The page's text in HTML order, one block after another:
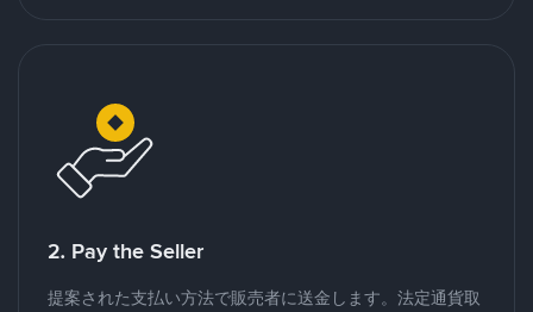
2. Pay the Seller
提案された支払い方法で販売者に送金します。法定通貨取